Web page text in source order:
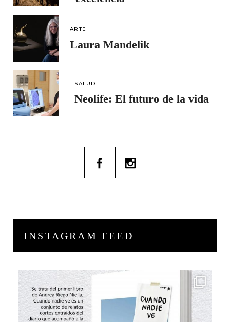
ARTE
Laura Mandelik
SALUD
Neolife: El futuro de la vida
INSTAGRAM FEED